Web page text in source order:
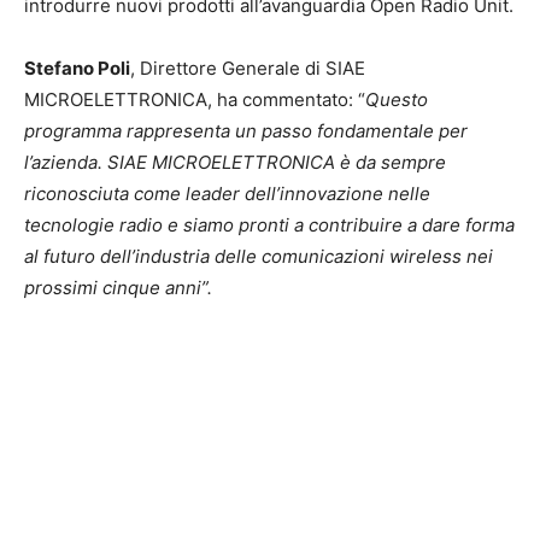
introdurre nuovi prodotti all’avanguardia Open Radio Unit.
Stefano Poli, Direttore Generale di SIAE
MICROELETTRONICA, ha commentato: “Questo
programma rappresenta un passo fondamentale per
l’azienda. SIAE MICROELETTRONICA è da sempre
riconosciuta come leader dell’innovazione nelle
tecnologie radio e siamo pronti a contribuire a dare forma
al futuro dell’industria delle comunicazioni wireless nei
prossimi cinque anni”.